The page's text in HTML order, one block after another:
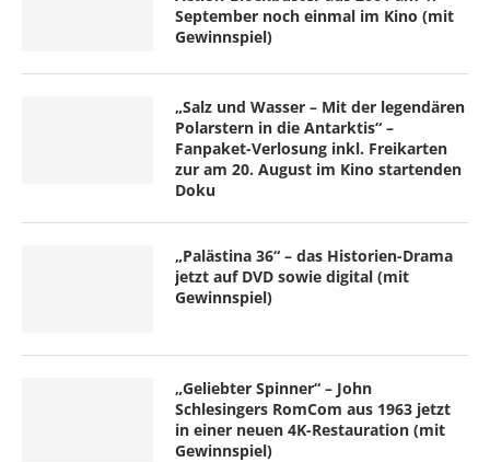
September noch einmal im Kino (mit
Gewinnspiel)
„Salz und Wasser – Mit der legendären
Polarstern in die Antarktis“ –
Fanpaket-Verlosung inkl. Freikarten
zur am 20. August im Kino startenden
Doku
„Palästina 36“ – das Historien-Drama
jetzt auf DVD sowie digital (mit
Gewinnspiel)
„Geliebter Spinner“ – John
Schlesingers RomCom aus 1963 jetzt
in einer neuen 4K-Restauration (mit
Gewinnspiel)